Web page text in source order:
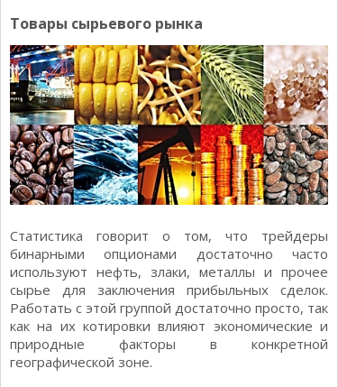
Товары сырьевого рынка
Статистика говорит о том, что трейдеры
бинарными опционами достаточно часто
используют нефть, злаки, металлы и прочее
сырье для заключения прибыльных сделок.
Работать с этой группой достаточно просто, так
как на их котировки влияют экономические и
природные факторы в конкретной
географической зоне.